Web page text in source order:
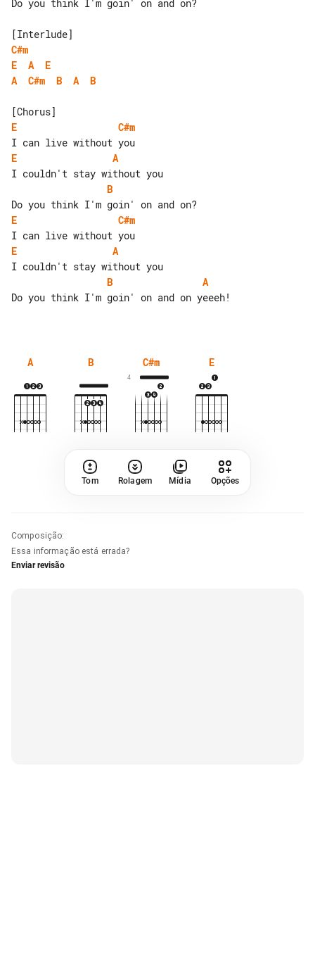
Do you think I'm goin' on and on?
C#m
E
A
E
A
C#m B A B
E
C#m
E
A
B
E
C#m
E
A
B
A
Do you think I'm goin' on and on yeeeh!
A B C#m
4
E
Tom Rolagem Mídia Opções
Composição:
Essa informação está errada?
Enviar revisão